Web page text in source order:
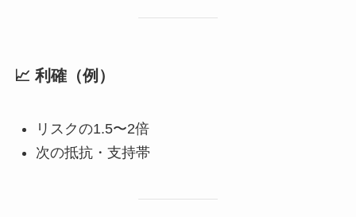
📈 利確（例）
リスクの1.5〜2倍
次の抵抗・支持帯